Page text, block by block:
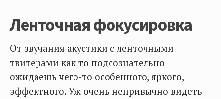
Ленточная фокусировка
От звучания акустики с ленточными
твитерами как то подсознательно
ожидаешь чего-то особенного, яркого,
эффектного. Уж очень непривычно видеть